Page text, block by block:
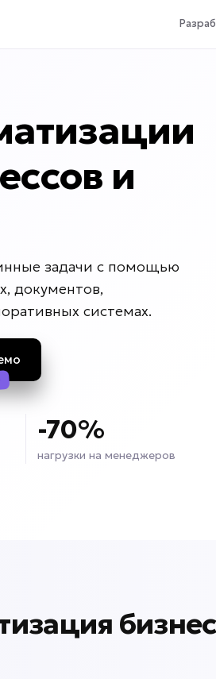
и
задачи с помощью
документов,
системах.
-70%
нагрузки на менеджеров